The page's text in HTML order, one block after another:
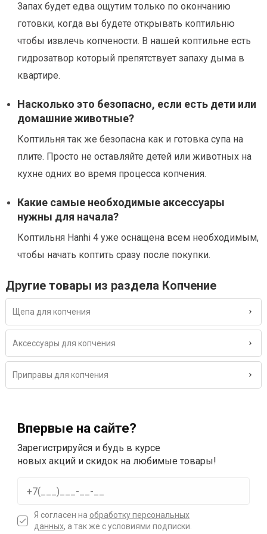
Запах будет едва ощутим только по окончанию
готовки, когда вы будете открывать коптильню
чтобы извлечь копчености. В нашей коптильне есть
гидрозатвор который препятствует запаху дыма в
квартире.
Насколько это безопасно, если есть дети или
домашние животные?
Коптильня так же безопасна как и готовка супа на
плите. Просто не оставляйте детей или животных на
кухне одних во время процесса копчения.
Какие самые необходимые аксессуары
нужны для начала?
Коптильня Hanhi 4 уже оснащена всем необходимым,
чтобы начать коптить сразу после покупки.
Другие товары из раздела Копчение
Щепа для копчения
Аксессуары для копчения
Приправы для копчения
Впервые на сайте?
Зарегистрируйся и будь в курсе
новых акций и скидок на любимые товары!
Я согласен на обработку персональных
данных, а так же с условиями подписки.